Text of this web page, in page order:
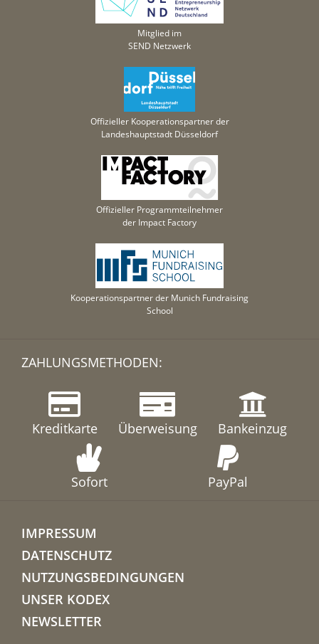
Mitglied im
SEND Netzwerk
Offizieller Kooperationspartner der
Landeshauptstadt Düsseldorf
Offizieller Programmteilnehmer
der Impact Factory
Kooperationspartner der Munich Fundraising
School
ZAHLUNGSMETHODEN:
Kreditkarte Überweisung Bankeinzug
Sofort PayPal
IMPRESSUM
DATENSCHUTZ
NUTZUNGSBEDINGUNGEN
UNSER KODEX
NEWSLETTER